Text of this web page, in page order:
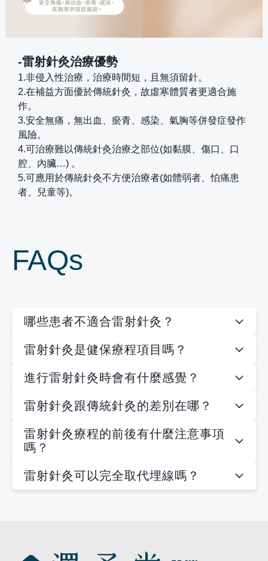
-雷射針灸治療優勢
1.非侵入性治療，治療時間短，且無須留針。
2.在補益方面優於傳統針灸，故虛寒體質者更適合施
作。
3.安全無痛，無出血、瘀青、感染、氣胸等併發症發作
風險。
4.可治療難以傳統針灸治療之部位(如黏膜、傷口、口
腔、內臟…) 。
5.可應用於傳統針灸不方便治療者(如體弱者、怕痛患
者、兒童等)。
FAQs
哪些患者不適合雷射針灸？
雷射針灸是健保療程項目嗎？
進行雷射針灸時會有什麼感覺？
雷射針灸跟傳統針灸的差別在哪？
雷射針灸療程的前後有什麼注意事項
嗎？
雷射針灸可以完全取代埋線嗎？